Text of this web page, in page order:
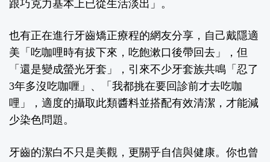
跟巧克力基本上已從生活淡出」。
也有正在進行牙齒矯正療程的網友分享，自己戴隱適
美「吃咖哩時有拔下來，吃飽漱口後帶回去」，但
「還是變成螢光牙套」，引來不少牙套族共鳴「忍了
3年多沒吃咖喱」、「我都挑在要回診前才去吃咖
哩」，適度的攝取此類醬料並搭配有效清潔，才能減
少染色問題。
牙齒的潔白不只是美觀，更關乎自信與健康。你也曾